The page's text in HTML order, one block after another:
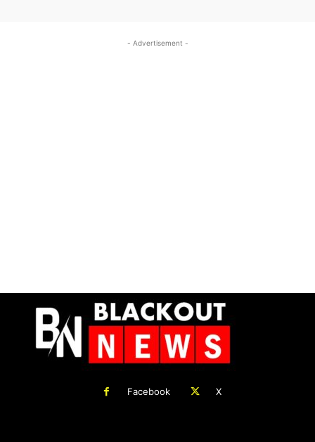
- Advertisement -
Facebook X